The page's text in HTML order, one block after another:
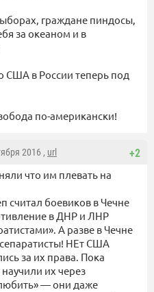
граждане пиндосы,
за океаном и в
США в России теперь под
по-американски!
+2
2016 , url
что им плевать на
считал боевиков в Чечне
в ДНР и ЛНР
А разве в Чечне
НЕт США
за их права. Пока
их через
— они даже